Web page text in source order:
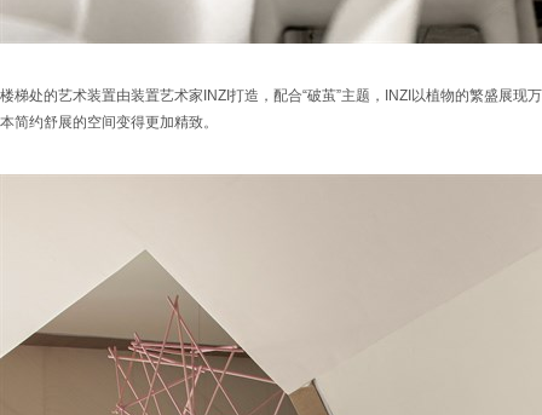
楼梯处的艺术装置由装置艺术家INZI打造，配合“破茧”主题，INZI以植物的繁盛展现
本简约舒展的空间变得更加精致。